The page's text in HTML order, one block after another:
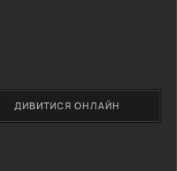
ДИВИТИСЯ ОНЛАЙН